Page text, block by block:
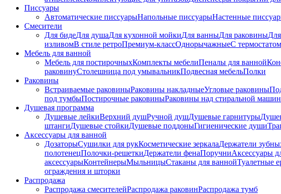
Писсуары
Автоматические писсуарыНапольные писсуарыНастенные
Смесители
Для бидеДля душаДля кухонной мойкиДля ванныДля раковины
изливомВ стиле ретроПремиум-классОднорычажныеС термостатом
Мебель для ванной
Мебель для постирочныхКомплекты мебелиПеналы для ванной
раковинуСтолешница под умывальникПодвесная мебельПолки
Раковины
Встраиваемые раковиныРаковины накладныеУгловые раковины
под тумбыПостирочные раковиныРаковины над стиральной
Душевая программа
Душевые лейкиВерхний душРучной душДушевые гарнитуры
штангиДушевые стойкиДушевые поддоныГигиенические души
Аксессуары для ванной
ДозаторыСушилки для рукКосметические зеркалаДержатели
полотенецПолочки-решеткиДержатели фенаПоручниАксессуары
аксессуарыКонтейнерыМыльницыСтаканы для ваннойТуалетные
ограждения и шторки
Распродажа
Распродажа смесителейРаспродажа раковинРаспродажа тумб